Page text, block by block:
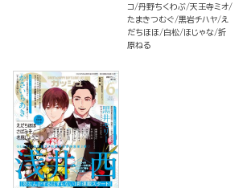
コ 丹野ちくわぶ 天王寺ミオ
たまきつむぐ 黒岩チハヤ え
だちほほ
白松 ほじゃな 折
原ねる